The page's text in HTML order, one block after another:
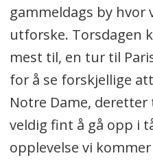
gammeldags by hvor
utforske. Torsdagen
mest til, en tur til
for å se forskjellige
Notre Dame,
veldig fint å gå opp i
opplevelse vi